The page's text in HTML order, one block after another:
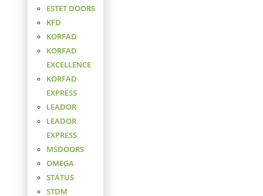
ESTET DOORS
KFD
KORFAD
KORFAD
EXCELLENCE
KORFAD
EXPRESS
LEADOR
LEADOR
EXPRESS
MSDOORS
OMEGA
STATUS
STDM